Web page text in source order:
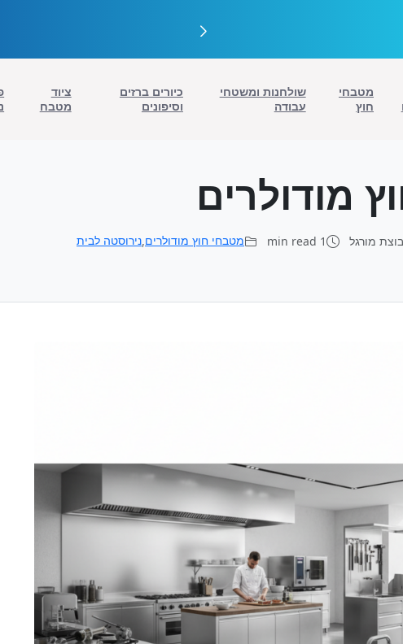
מטבחי
חוץ
שולחנות ומשטחי
עבודה
כיורים ברזים
וסיפונים
ציוד
מטבח
מודולרים
מורגל 1 min read מטבחי חוץ מודולרים,נירוסטה לבית